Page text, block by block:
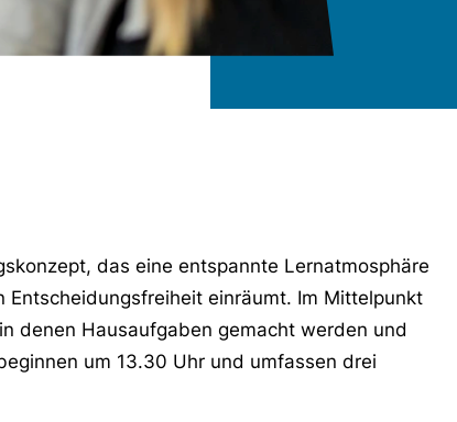
das eine entspannte Lernatmosphäre
einräumt. Im Mittelpunkt
denen Hausaufgaben gemacht werden und
um 13.30 Uhr und umfassen drei